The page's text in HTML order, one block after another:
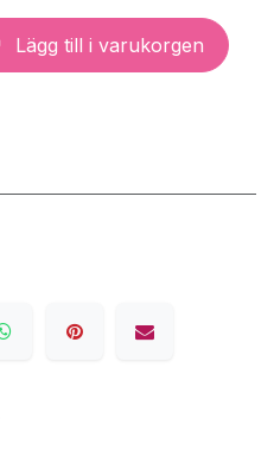
Lägg till i varukorgen